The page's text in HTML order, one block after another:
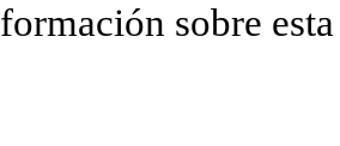
sobre